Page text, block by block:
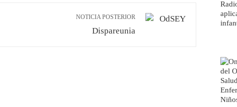
NOTICIA POSTERIOR
Dispareunia